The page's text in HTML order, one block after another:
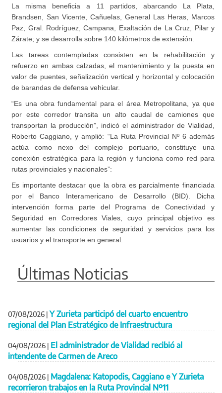
La misma beneficia a 11 partidos, abarcando La Plata,
Brandsen, San Vicente, Cañuelas, General Las Heras, Marcos
Paz, Gral. Rodríguez, Campana, Exaltación de La Cruz, Pilar y
Zárate; y se desarrolla sobre 140 kilómetros de extensión.
Las tareas contempladas consisten en la rehabilitación y
refuerzo en ambas calzadas, el mantenimiento y la puesta en
valor de puentes, señalización vertical y horizontal y colocación
de barandas de defensa vehicular.
“Es una obra fundamental para el área Metropolitana, ya que
por este corredor transita un alto caudal de camiones que
transportan la producción”, indicó el administrador de Vialidad,
Roberto Caggiano, y amplió: “La Ruta Provincial Nº 6 además
actúa como nexo del complejo portuario, constituye una
conexión estratégica para la región y funciona como red para
rutas provinciales y nacionales”:
Es importante destacar que la obra es parcialmente financiada
por el Banco Interamericano de Desarrollo (BID). Dicha
intervención forma parte del Programa de Conectividad y
Seguridad en Corredores Viales, cuyo principal objetivo es
aumentar las condiciones de seguridad y servicios para los
usuarios y el transporte en general.
Últimas Noticias
07/08/2026 | Y Zurieta participó del cuarto encuentro
regional del Plan Estratégico de Infraestructura
04/08/2026 | El administrador de Vialidad recibió al
intendente de Carmen de Areco
04/08/2026 | Magdalena: Katopodis, Caggiano e Y Zurieta
recorrieron trabajos en la Ruta Provincial Nº11